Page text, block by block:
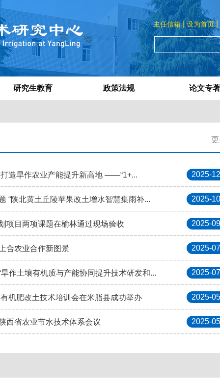
主任信箱|设为首页|
研究生教育 政策法规 论文专著
2025-
造旱作农业产能提升新高地 ——“1+...
2025-
“陕北黄土丘陵苹果改土增水智慧集雨补...
2025-
项目两项课题在榆林通过现场验收
2025-
合农业合作新图景
2025-
作土壤有机质与产能协同提升技术研发和...
2025-
机肥改土技术培训会在米脂县成功举办
2025-
西省农业节水技术体系会议